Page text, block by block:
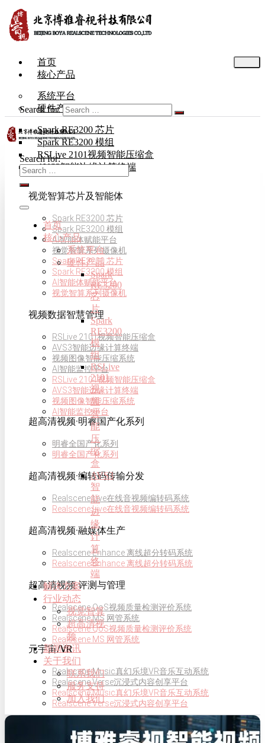
首页
核心产品
系统平台
硬件产品
Spark RE3200 芯片
Spark RE3200 模组
RSLive 2101视频智能压缩盒
AVS3智能边缘计算终端
视觉智算芯片及智能体
Spark RE3200 芯片
Spark RE3200 模组
AI智能体赋能平台
视觉智算系列摄像机
Spark RE3200 芯片
Spark RE3200 模组
AI智能体赋能平台
视觉智算系列摄像机
视频数据智慧管理
RSLive 2101视频智能压缩盒
AVS3智能边缘计算终端
视频图像智能压缩系统
AI智能监控平台
RSLive 2101视频智能压缩盒
AVS3智能边缘计算终端
视频图像智能压缩系统
AI智能监控平台
超高清视频·明睿国产化系列
明睿全国产化系列
明睿全国产化系列
超高清视频·编转码传输分发
Realscene Live在线音视频编转码系统
Realscene Live在线音视频编转码系统
超高清视频·融媒体生产
Realscene Enhance 离线超分转码系统
Realscene Enhance 离线超分转码系统
超高清视频·评测与管理
Realscene QoS视频质量检测评价系统
Realscene MS 网管系统
Realscene QoS视频质量检测评价系统
Realscene MS 网管系统
元宇宙/VR
Realscene Music真幻乐境VR音乐互动系统
Realscene Verse沉浸式内容创享平台
Realscene Music真幻乐境VR音乐互动系统
Realscene Verse沉浸式内容创享平台
Search for:
Search for:
首页
核心产品
系统平台
硬件产品
Spark
RE3200
芯
片
Spark
RE3200
模
组
RSLive
2101
视
频
智
能
压
缩
盒
AVS3
智
能
边
缘
计
算
终
端
解决方案
行业动态
视觉智算
超高清视
频
新闻资讯
关于我们
联系我们
服务支持
加入我们